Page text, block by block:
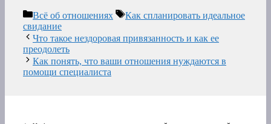
Рубрики
Всё об отношениях Метки
Как спланировать идеальное
свидание
Что такое нездоровая привязанность и как ее
преодолеть
Как понять, что ваши отношения нуждаются в
помощи специалиста